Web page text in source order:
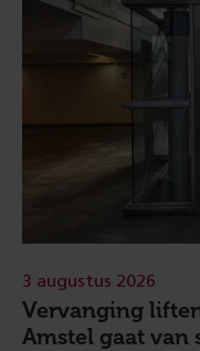
Vervanging
Amstel gaat van
3 augustus 2026